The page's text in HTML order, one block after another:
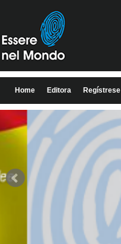
Home Editora Regístrese